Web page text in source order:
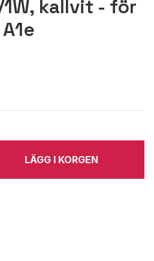
1W, kallvit - för
LÄGG I KORGEN